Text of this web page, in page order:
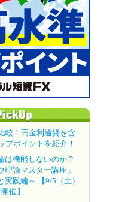
較！高金利通貨を含
プポイントを紹介！
は機能しないのか？
理論マスター講座」
践編～ 【9/5（土）
催】